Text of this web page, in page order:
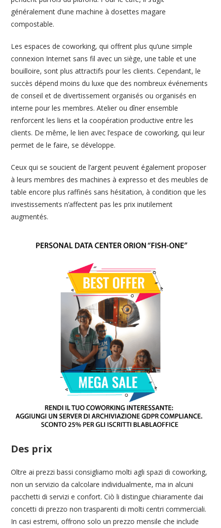
généralement d’une machine à dosettes magare
compostable.
Les espaces de coworking, qui offrent plus qu’une simple
connexion Internet sans fil avec un siège, une table et une
bouilloire, sont plus attractifs pour les clients. Cependant, le
succès dépend moins du luxe que des nombreux événements
de conseil et de divertissement organisés ou organisés en
interne pour les membres. Atelier ou dîner ensemble
renforcent les liens et la coopération productive entre les
clients. De même, le lien avec l’espace de coworking, qui leur
permet de le faire, se développe.
Ceux qui se soucient de l’argent peuvent également proposer
à leurs membres des machines à expresso et des meubles de
table encore plus raffinés sans hésitation, à condition que les
investissements n’affectent pas les prix inutilement
augmentés.
Des prix
Oltre ai prezzi bassi consigliamo molti agli spazi di coworking,
non un servizio da calcolare individualmente, ma in alcuni
pacchetti di servizi e confort. Ciò li distingue chiaramente dai
concetti di prezzo non trasparenti di molti centri commerciali.
In casi estremi, offrono solo un prezzo mensile che include